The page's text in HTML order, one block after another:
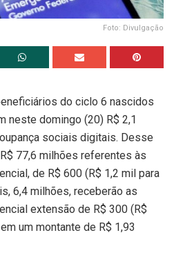
Foto: Divulgação
do ciclo 6 nascidos
neste domingo (20) R$ 2,1
sociais digitais. Desse
77,6 milhões referentes às
de R$ 600 (R$ 1,2 mil para
6,4 milhões, receberão as
extensão de R$ 300 (R$
um montante de R$ 1,93